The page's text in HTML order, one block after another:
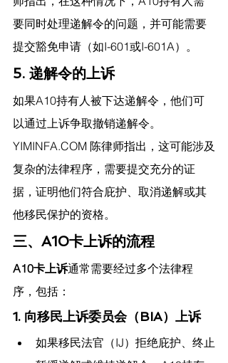
要同时处理递解令的问题，并可能需要
提交豁免申请（如I-601或I-601A）。
5. 递解令的上诉
如果A10持有人被下达递解令，他们可
以通过上诉争取撤销递解令。
YIMINFA.COM 陈律师指出， 这可能涉及
复杂的法律程序，需要提交充分的证
据，证明他们符合庇护、取消递解或其
他移民保护的资格。
三、A10卡上诉的流程
A10卡上诉通常需要经过多个法律程
序，包括：
1. 向移民上诉委员会（BIA）上诉
如果移民法官（IJ）拒绝庇护、终止